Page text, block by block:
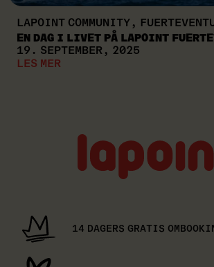
LAPOINT COMMUNITY,
EN DAG I LIVET PÅ LAPOINT
19. SEPTEMBER, 2025
LES MER
14 DAGERS GRATIS